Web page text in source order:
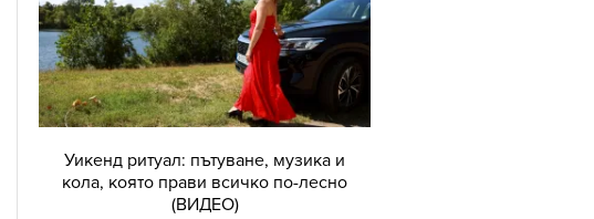
Уикенд ритуал: пътуване, музика и
кола, която прави всичко по-лесно
(ВИДЕО)